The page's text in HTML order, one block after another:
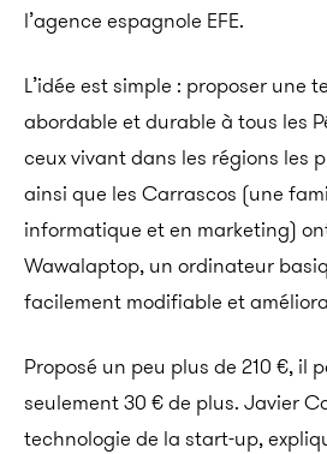
l’agence espagnole EFE.
L’idée est simple : proposer une
abordable et durable à tous les
ceux vivant dans les régions les
ainsi que les Carrascos (une
informatique et en marketing)
Wawalaptop, un ordinateur
facilement modifiable et
Proposé un peu plus de 210 €, il
seulement 30 € de plus. Javier
technologie de la start-up,